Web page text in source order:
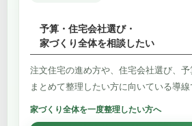
予算・住宅会社選び・
家づくり全体を相談したい
注文住宅の進め方や、住宅会社選び、
まとめて整理したい方に向いている導線
家づくり全体を一度整理したい方へ